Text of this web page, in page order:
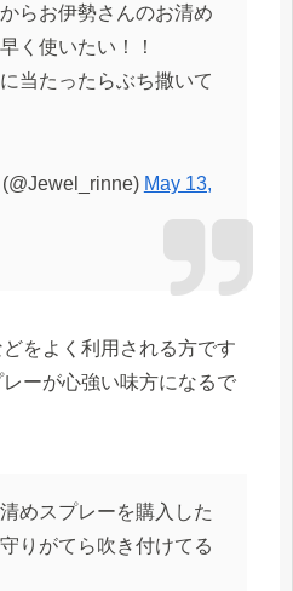
らお伊勢さんのお清め
く使いたい！！
当たったらぶち撒いて
May 13,
をよく利用される方です
ーが心強い味方になるで
めスプレーを購入した
りがてら吹き付けてる